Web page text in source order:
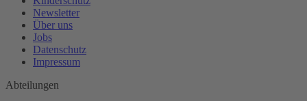
Newsletter
Über uns
Jobs
Datenschutz
Impressum
Abteilungen